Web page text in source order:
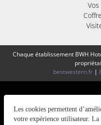
Chaque établissement BWH
bestwestern.fr |
Gestion des cookies
©2025
Les cookies permettent
votre expérience utilisateur. La